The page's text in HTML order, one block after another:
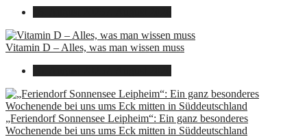
Vitamin D – Alles, was man wissen muss
„Feriendorf Sonnensee Leipheim“: Ein ganz besonderes
Wochenende bei uns ums Eck mitten in Süddeutschland